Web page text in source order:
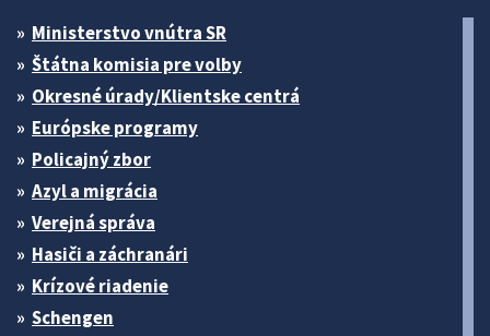
Ministerstvo vnútra SR
Štátna komisia pre volby
Okresné úrady/Klientske centrá
Európske programy
Policajný zbor
Azyl a migrácia
Verejná správa
Hasiči a záchranári
Krízové riadenie
Schengen